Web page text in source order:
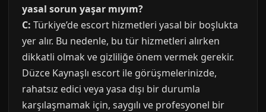
yasal sorun yaşar mıyım?
C: Türkiye’de escort hizmetleri yasal bir boşlukta
yer alır. Bu nedenle, bu tür hizmetleri alırken
dikkatli olmak ve gizliliğe önem vermek gerekir.
Düzce Kaynaşlı escort ile görüşmelerinizde,
rahatsız edici veya yasa dışı bir durumla
karşılaşmamak için, saygılı ve profesyonel bir